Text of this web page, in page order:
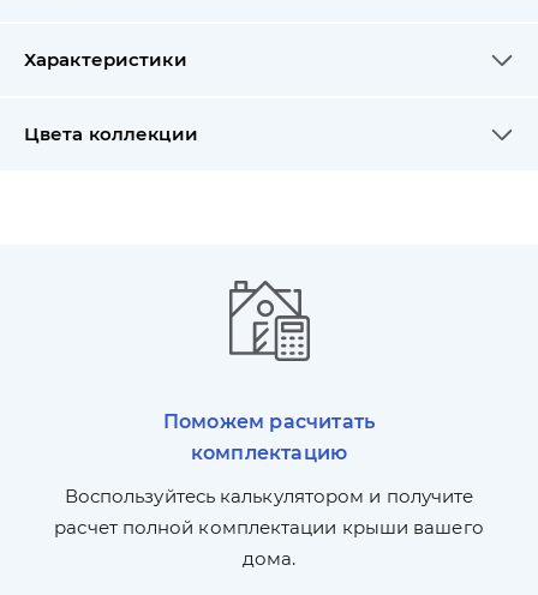
Характеристики
Цвета коллекции
Поможем расчитать
комплектацию
Воспользуйтесь калькулятором и получите
расчет полной комплектации крыши вашего
дома.